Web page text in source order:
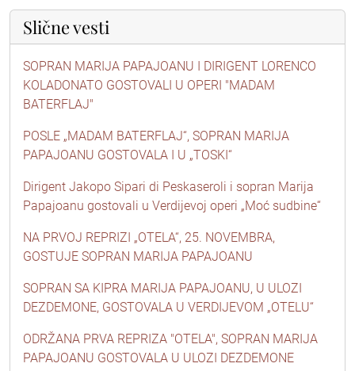
Slične vesti
SOPRAN MARIJA PAPAJOANU I DIRIGENT LORENCO
KOLADONATO GOSTOVALI U OPERI "MADAM
BATERFLAJ"
POSLE „MADAM BATERFLAJ“, SOPRAN MARIJA
PAPAJOANU GOSTOVALA I U „TOSKI“
Dirigent Jakopo Sipari di Peskaseroli i sopran Marija
Papajoanu gostovali u Verdijevoj operi „Moć sudbine“
NA PRVOJ REPRIZI „OTELA“, 25. NOVEMBRA,
GOSTUJE SOPRAN MARIJA PAPAJOANU
SOPRAN SA KIPRA MARIJA PAPAJOANU, U ULOZI
DEZDEMONE, GOSTOVALA U VERDIJEVOM „OTELU“
ODRŽANA PRVA REPRIZA "OTELA", SOPRAN MARIJA
PAPAJOANU GOSTOVALA U ULOZI DEZDEMONE